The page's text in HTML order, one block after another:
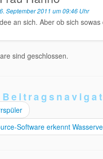
6. September 2011 um 09:46 Uhr
an sich. Aber ob sich sowas
sind geschlossen.
Software erkennt